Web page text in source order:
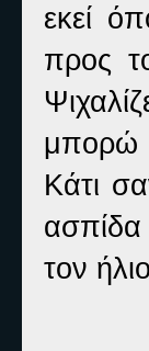
εκεί
προς
μπορώ
Κάτι
τον